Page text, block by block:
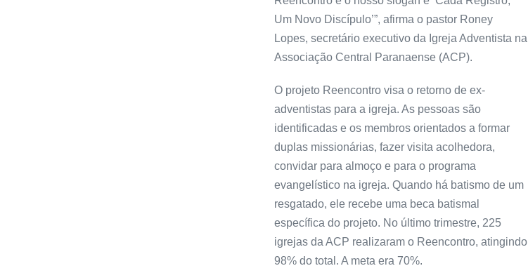
Um Novo Discípulo’”, afirma o pastor Roney
Lopes, secretário executivo da Igreja Adventista na
Associação Central Paranaense (ACP).
O projeto Reencontro visa o retorno de ex-
adventistas para a igreja. As pessoas são
identificadas e os membros orientados a formar
duplas missionárias, fazer visita acolhedora,
convidar para almoço e para o programa
evangelístico na igreja. Quando há batismo de um
resgatado, ele recebe uma beca batismal
específica do projeto. No último trimestre, 225
igrejas da ACP realizaram o Reencontro, atingindo
98% do total. A meta era 70%.